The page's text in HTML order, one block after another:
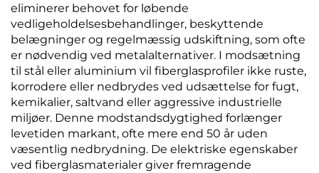
eliminerer behovet for løbende
vedligeholdelsesbehandlinger, beskyttende
belægninger og regelmæssig udskiftning, som ofte
er nødvendig ved metalalternativer. I modsætning
til stål eller aluminium vil fiberglasprofiler ikke ruste,
korrodere eller nedbrydes ved udsættelse for fugt,
kemikalier, saltvand eller aggressive industrielle
miljøer. Denne modstandsdygtighed forlænger
levetiden markant, ofte mere end 50 år uden
væsentlig nedbrydning. De elektriske egenskaber
ved fiberglasmaterialer giver fremragende